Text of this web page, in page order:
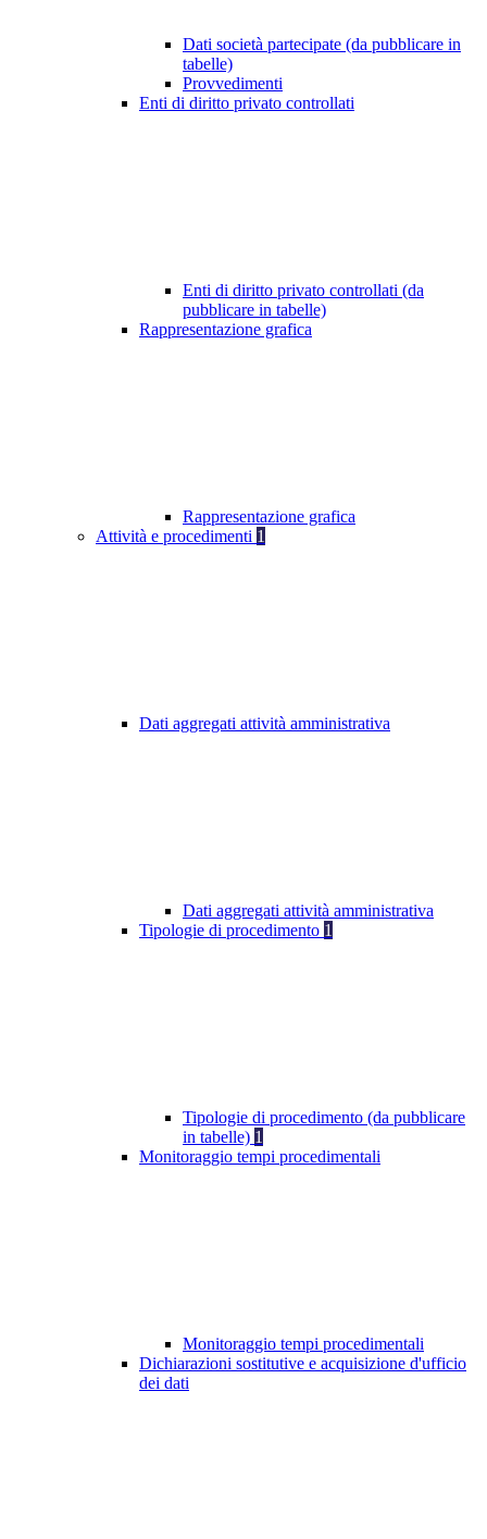
Dati società partecipate (da pubblicare in
tabelle)
Provvedimenti
Enti di diritto privato controllati
Enti di diritto privato controllati (da
pubblicare in tabelle)
Rappresentazione grafica
Rappresentazione grafica
Attività e procedimenti 1
Dati aggregati attività amministrativa
Dati aggregati attività amministrativa
Tipologie di procedimento 1
Tipologie di procedimento (da pubblicare
in tabelle) 1
Monitoraggio tempi procedimentali
Monitoraggio tempi procedimentali
Dichiarazioni sostitutive e acquisizione d'ufficio
dei dati